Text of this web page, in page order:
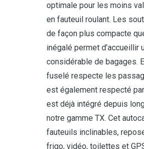
optimale pour les moins
en fauteuil roulant. Les
de façon plus compacte
inégalé permet d’accueillir
considérable de bagages.
fuselé respecte les
est également respecté
est déjà intégré depuis
notre gamme TX. Cet
fauteuils inclinables,
frigo, vidéo, toilettes et